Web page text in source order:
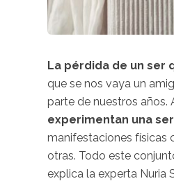
La pérdida de un ser
que se nos vaya un
parte de nuestros años.
experimentan una
manifestaciones físicas
otras. Todo este
explica la experta Nuria